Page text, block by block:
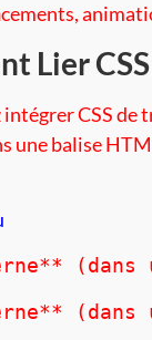
Lier
CSS de
une balise
(dans